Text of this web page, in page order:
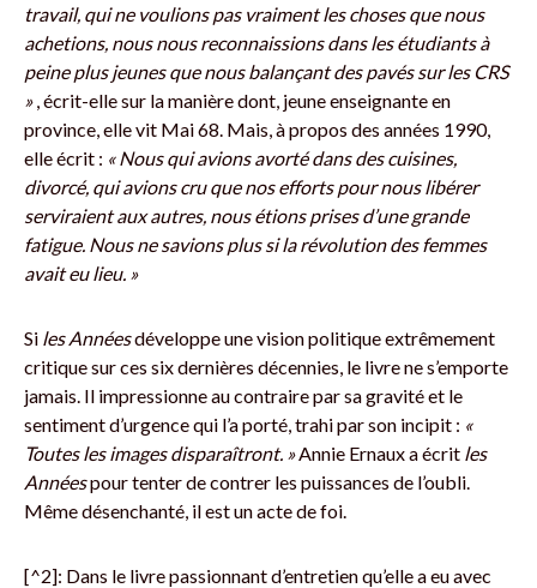
travail, qui ne voulions pas vraiment les choses que nous
achetions, nous nous reconnaissions dans les étudiants à
peine plus jeunes que nous balançant des pavés sur les CRS
», écrit-elle sur la manière dont, jeune enseignante en
province, elle vit Mai 68. Mais, à propos des années 1990,
elle écrit : « Nous qui avions avorté dans des cuisines,
divorcé, qui avions cru que nos efforts pour nous libérer
serviraient aux autres, nous étions prises d’une grande
fatigue. Nous ne savions plus si la révolution des femmes
avait eu lieu. »
Si les Annéesdéveloppe une vision politique extrêmement
critique sur ces six dernières décennies, le livre ne s’emporte
jamais. Il impressionne au contraire par sa gravité et le
sentiment d’urgence qui l’a porté, trahi par son incipit : «
Toutes les images disparaîtront. »Annie Ernaux a écrit les
Annéespour tenter de contrer les puissances de l’oubli.
Même désenchanté, il est un acte de foi.
[^2]: Dans le livre passionnant d’entretien qu’elle a eu avec